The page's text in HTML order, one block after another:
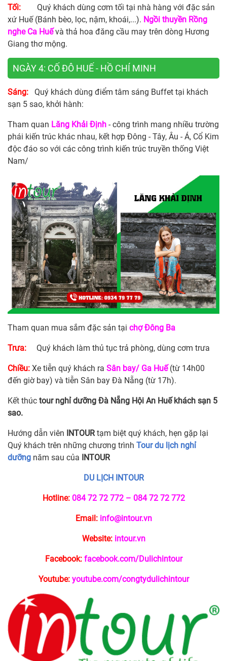
Tối: Quý khách dùng cơm tối tại nhà hàng với đặc sản
xứ Huế (Bánh bèo, lọc, nậm, khoái,...). Ngồi thuyền Rồng
nghe Ca Huếvà thả hoa đăng cầu may trên dòng Hương
Giang thơ mộng.
NGÀY 4: CỐ ĐÔ HUẾ - HỒ CHÍ MINH
Sáng: Quý khách dùng điểm tâm sáng Buffet tại khách
sạn 5 sao, khởi hành:
Tham quan Lăng Khải Định - công trình mang nhiều trường
phái kiến trúc khác nhau, kết hợp Đông - Tây, Âu - Á, Cổ Kim
độc đáo so với các công trình kiến trúc truyền thống Việt
Nam/
Tham quan mua sắm đặc sản tại chợ Đông Ba
Trưa: Quý khách làm thủ tục trả phòng, dùng cơm trưa
Chiều: Xe tiễn quý khách ra Sân bay/ Ga Huế (từ 14h00
đến giờ bay) và tiễn Sân bay Đà Nẵng (từ 17h).
Kết thúc tour nghỉ dưỡng Đà Nẵng Hội An Huế khách sạn 5
sao.
Hướng dẫn viên INTOURtạm biệt quý khách, hẹn gặp lại
Quý khách trên những chương trình Tour du lịch nghỉ
dưỡng năm sau của INTOUR
DU LỊCH INTOUR
Hotline: 084 72 72 772 – 084 72 72 772
Email: info@intour.vn
Website: intour.vn
Facebook: facebook.com/Dulichintour
Youtube: youtube.com/congtydulichintour